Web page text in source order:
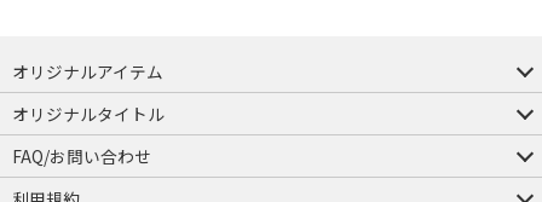
オリジナルアイテム
つままれ
つかまれ
ピョコッテ
オリジナルタイトル
アイテムヤ
ミスカトニック大學購買部
FAQ/お問い合わせ
FAQ
お問い合わせ